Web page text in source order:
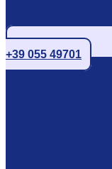
+39 055 49701